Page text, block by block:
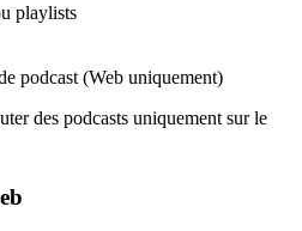
playlists
podcast (Web uniquement)
des podcasts uniquement sur le